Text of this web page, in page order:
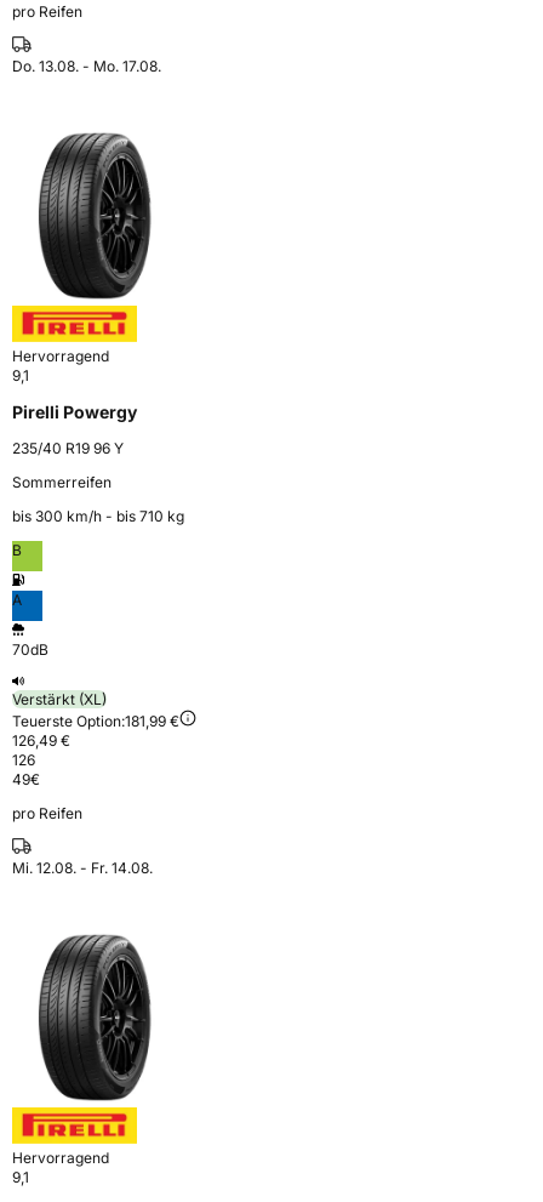
pro Reifen
Do. 13.08. - Mo. 17.08.
Hervorragend
9,1
Pirelli Powergy
235/40 R19 96 Y
Sommerreifen
bis 300 km⁠/⁠h - bis 710 kg
B
A
70dB
Verstärkt (XL)
Teuerste Option:181,99 €
126,49 €
126
49€
pro Reifen
Mi. 12.08. - Fr. 14.08.
Hervorragend
9,1